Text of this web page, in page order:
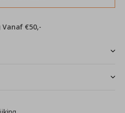
Vanaf €50,-